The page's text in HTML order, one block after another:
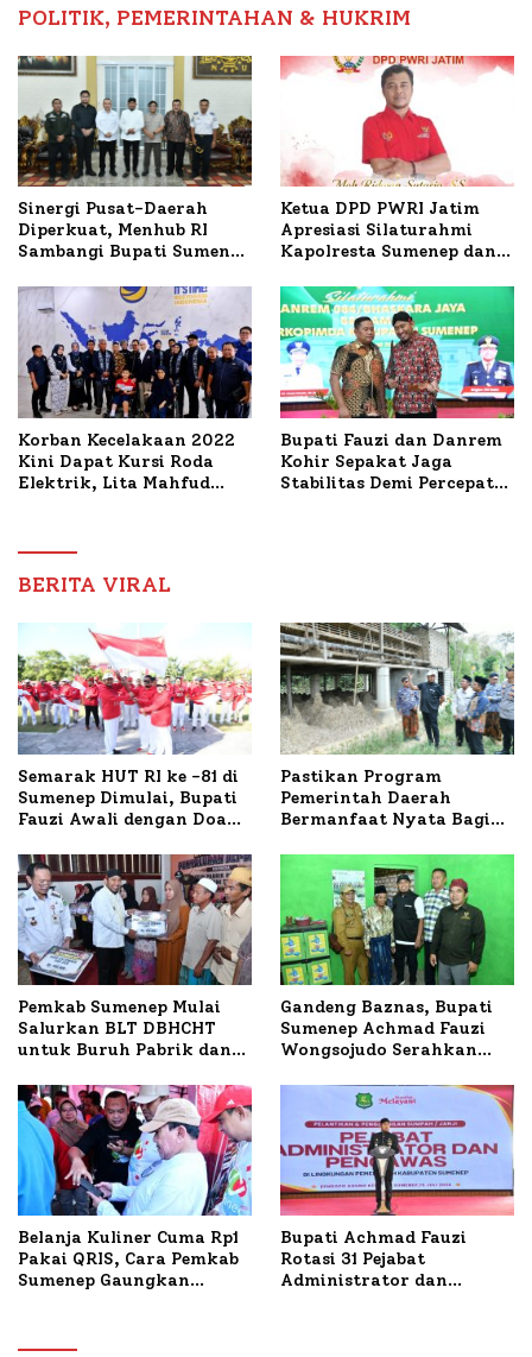
POLITIK, PEMERINTAHAN & HUKRIM
Sinergi Pusat-Daerah
Diperkuat, Menhub RI
Sambangi Bupati Sumenep
Mutiara Sentosa II
Ketua DPD PWRI Jatim
Apresiasi Silaturahmi
Kapolresta Sumenep dan
Ideal Polri-Pers
Korban Kecelakaan 2022
Kini Dapat Kursi Roda
Elektrik, Lita Mahfud
Nabil
Bupati Fauzi dan Danrem
Kohir Sepakat Jaga
Stabilitas Demi Percepat
BERITA VIRAL
Semarak HUT RI ke -81 di
Sumenep Dimulai, Bupati
Fauzi Awali dengan Doa
Terbakar
Pastikan Program
Pemerintah Daerah
Bermanfaat Nyata Bagi
Sumenep Tinjau Langsung
Budidaya Lele dan Ayam
Petelur di Desa Bataal
Timur
Pemkab Sumenep Mulai
Salurkan BLT DBHCHT
untuk Buruh Pabrik dan
Gandeng Baznas, Bupati
Sumenep Achmad Fauzi
Wongsojudo Serahkan
Dua Kecamatan
Belanja Kuliner Cuma Rp1
Pakai QRIS, Cara Pemkab
Sumenep Gaungkan
Bupati Achmad Fauzi
Rotasi 31 Pejabat
Administrator dan